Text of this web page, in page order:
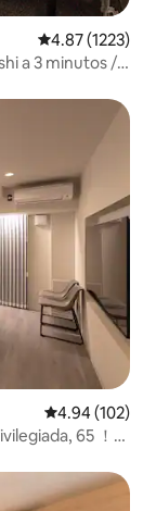
Calificación
4.87 (1223)
a 3 minutos /
a KIX , camas
Calificación
4.94 (102)
65 ！